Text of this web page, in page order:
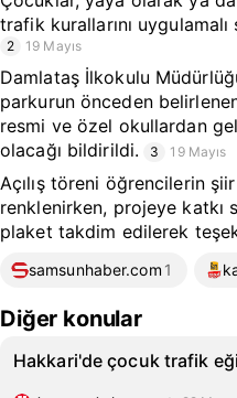
trafik kurallarını
2 19 Mayıs
Damlataş İlkokulu
parkurun önceden
resmi ve özel okullardan
olacağı bildirildi.
3 19 Mayıs
Açılış töreni öğrencilerin
renklenirken, projeye katkı
plaket takdim edilerek
samsunhaber.com 1
Diğer konular
Hakkari'de çocuk trafik